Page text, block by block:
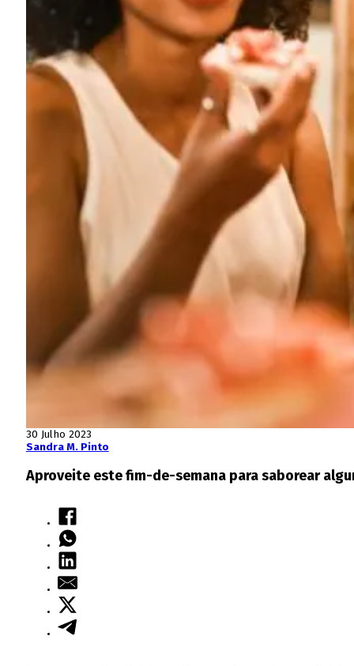
30 Julho 2023
Sandra M. Pinto
Aproveite este fim-de-semana para saborear